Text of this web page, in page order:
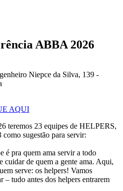
ABBA 2026
Niepce da Silva, 139 -
AQUI
teremos 23 equipes de HELPERS,
sugestão para servir:
é pra quem ama servir a todo
cuidar de quem a gente ama. Aqui,
serve: os helpers! Vamos
– tudo antes dos helpers entrarem